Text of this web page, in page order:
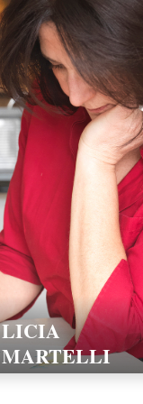
LICIA
MARTELLI